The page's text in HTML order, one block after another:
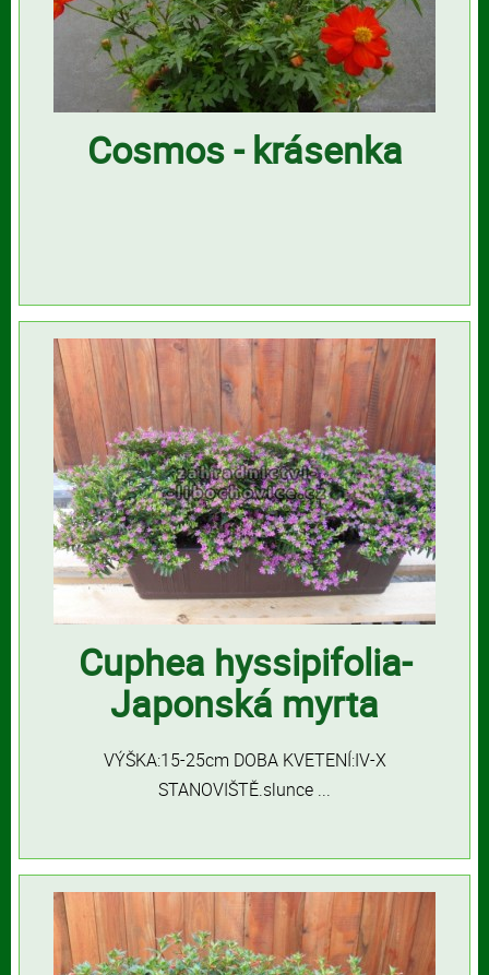
Cosmos - krásenka
Cuphea hyssipifolia-
Japonská myrta
VÝŠKA:15-25cm DOBA KVETENÍ:IV-X
STANOVIŠTĚ.slunce ...